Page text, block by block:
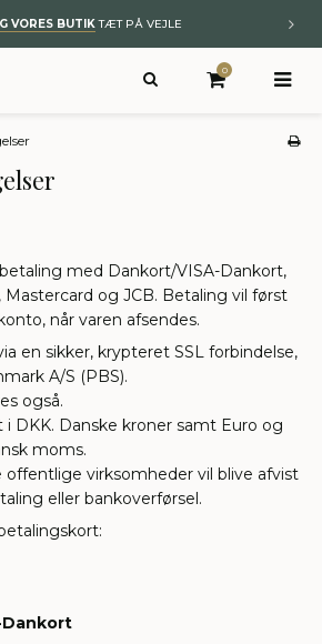
NYT– KUNST OG ÆGTE TÆPPER
0
med Dankort/VISA-Dankort,
Mastercard og JCB. Betaling vil først
når varen afsendes.
en sikker, krypteret SSL forbindelse,
A/S (PBS).
også.
DKK. Danske kroner samt Euro og
moms.
offentlige virksomheder vil blive afvist
eller bankoverførsel.
Dankort